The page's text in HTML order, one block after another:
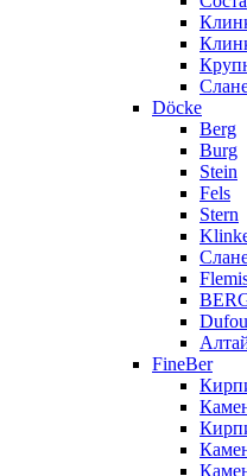
Döcke
Berg
Burg
Stein
Fels
Stern
FineBer